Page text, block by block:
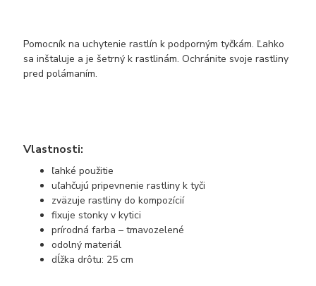
Pomocník na uchytenie rastlín k podporným tyčkám. Ľahko
sa inštaluje a je šetrný k rastlinám. Ochránite svoje rastliny
pred polámaním.
Vlastnosti:
ľahké použitie
uľahčujú pripevnenie rastliny k tyči
zväzuje rastliny do kompozícií
fixuje stonky v kytici
prírodná farba – tmavozelené
odolný materiál
dĺžka drôtu: 25 cm